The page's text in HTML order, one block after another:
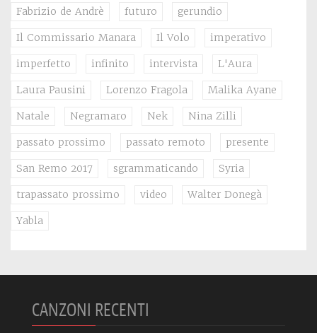
Fabrizio de Andrè futuro gerundio
Il Commissario Manara Il Volo imperativo
imperfetto infinito intervista L'Aura
Laura Pausini Lorenzo Fragola Malika Ayane
Natale Negramaro Nek Nina Zilli
passato prossimo passato remoto presente
San Remo 2017 sgrammaticando Syria
trapassato prossimo video Walter Donegà
Yabla
CANZONI RECENTI